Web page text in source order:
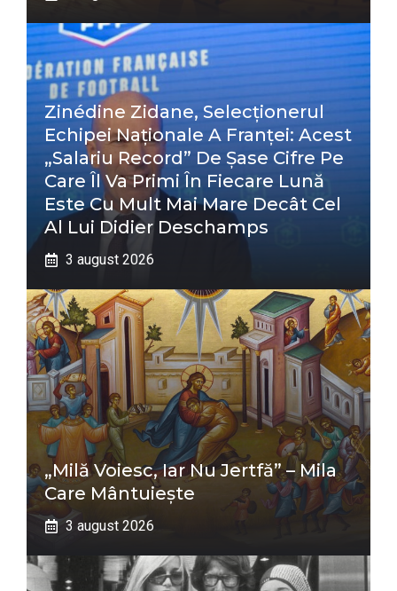
Zinédine Zidane, Selecționerul
Echipei Naționale A Franței: Acest
„salariu Record” De Șase Cifre Pe
Care Îl Va Primi În Fiecare Lună
Este Cu Mult Mai Mare Decât Cel
Al Lui Didier Deschamps
3 august 2026
„Milă Voiesc, Iar Nu Jertfă” – Mila
Care Mântuiește
3 august 2026